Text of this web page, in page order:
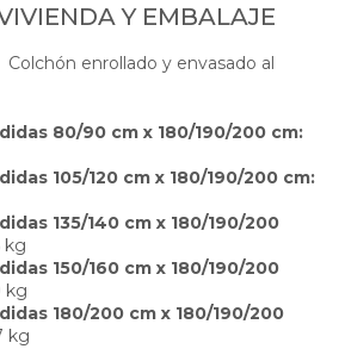
Y EMBALAJE
Colchón enrollado y envasado al
80/90 cm x 180/190/200 cm:
105/120 cm x 180/190/200 cm:
135/140 cm x 180/190/200
kg
150/160 cm x 180/190/200
kg
180/200 cm x 180/190/200
kg